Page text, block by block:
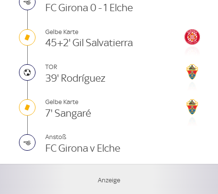
FC Girona 0 - 1 Elche
Gelbe Karte
45+2' Gil Salvatierra
TOR
39' Rodríguez
Gelbe Karte
7' Sangaré
Anstoß
FC Girona v Elche